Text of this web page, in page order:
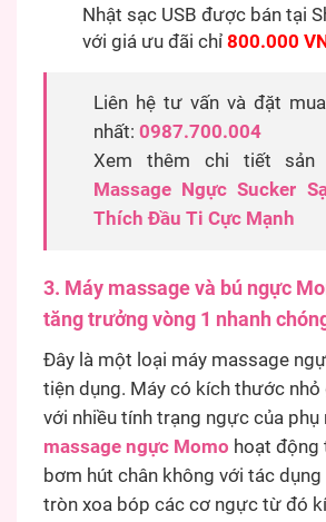
Nhật sạc USB được bán tại
với giá ưu đãi chỉ 800.000
Liên hệ tư vấn và đặt
nhất: 0987.700.004
Xem thêm chi tiết sản
Massage Ngực Sucker
Thích Đầu Ti Cực Mạnh
3. Máy massage và bú ngực
tăng trưởng vòng 1 nhanh
Đây là một loại máy massage
tiện dụng. Máy có kích thước nhỏ
với nhiều tính trạng ngực của phụ
massage ngực Momo hoạt động
bơm hút chân không với tác
tròn xoa bóp các cơ ngực từ đó